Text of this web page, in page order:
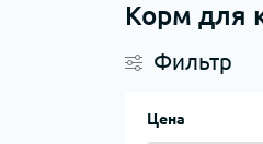
Корм для
Фильтр
Цена